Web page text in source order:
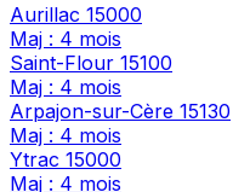
Aurillac 15000
Maj : 4 mois
Saint-Flour 15100
Maj : 4 mois
Arpajon-sur-Cère 15130
Maj : 4 mois
Ytrac 15000
Maj : 4 mois